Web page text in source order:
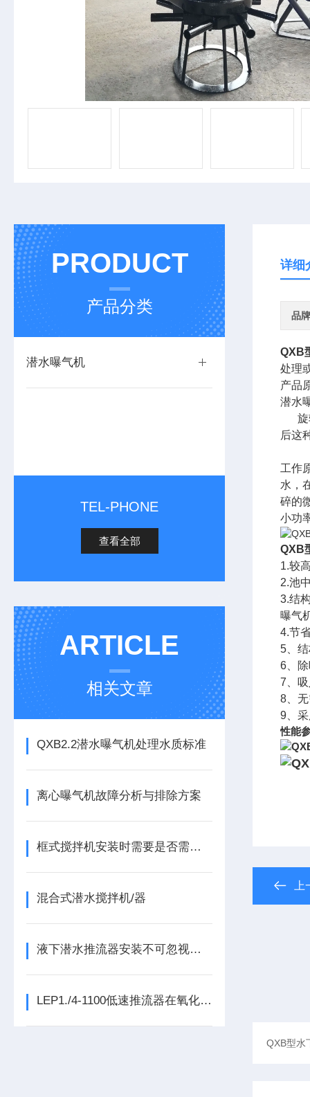
PRODUCT
产品分类
潜水曝气机
TEL-PHONE
查看全部
ARTICLE
相关文章
QXB2.2潜水曝气机处理水质标准
离心曝气机故障分析与排除方案
框式搅拌机安装时需要是否需要做预埋件
混合式潜水搅拌机/器
液下潜水推流器安装不可忽视的因素
LEP1./4-1100低速推流器在氧化沟的作用
详细
品牌
QXB
处理
产品
潜水
旋
后这
工作
水，
碎的
小功
QXB
1.较
2.池
3.结
曝气
4.节
5、
6、
7、
8、
9、
性能